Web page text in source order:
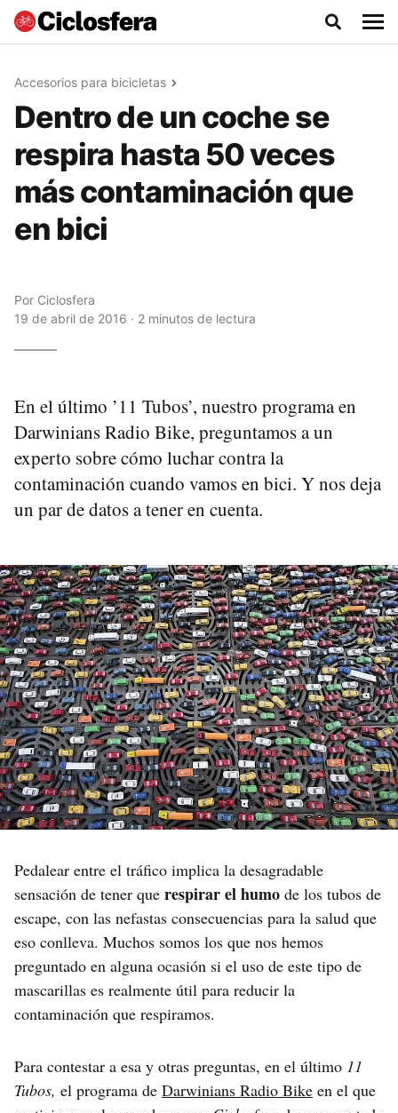
Accesorios para bicicletas
Dentro de un coche se
respira hasta 50 veces
más contaminación que
en bici
Por Ciclosfera
19 de abril de 2016 · 2 minutos de lectura
En el último ’11 Tubos’, nuestro programa en
Darwinians Radio Bike, preguntamos a un
experto sobre cómo luchar contra la
contaminación cuando vamos en bici. Y nos deja
un par de datos a tener en cuenta.
Pedalear entre el tráfico implica la desagradable
sensación de tener que respirar el humo de los tubos de
escape, con las nefastas consecuencias para la salud que
eso conlleva. Muchos somos los que nos hemos
preguntado en alguna ocasión si el uso de este tipo de
mascarillas es realmente útil para reducir la
contaminación que respiramos.
Para contestar a esa y otras preguntas, en el último 11
Tubos, el programa de Darwinians Radio Bike en el que